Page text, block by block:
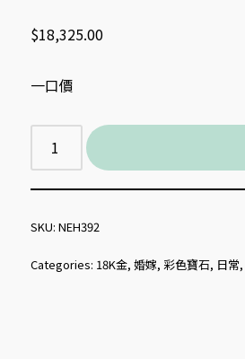
$18,325.00
一口價
SKU: NEH392
Categories: 18K金, 婚嫁, 彩色寶石, 日常,